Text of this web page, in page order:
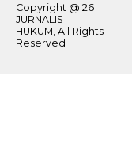
Copyright @ 26
JURNALIS
HUKUM, All Rights
Reserved